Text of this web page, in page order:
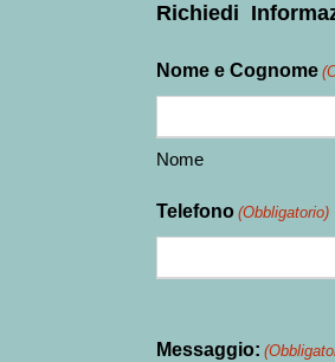
Richiedi
Nome e Cognome
Nome
Telefono (Obbligatorio)
Messaggio: